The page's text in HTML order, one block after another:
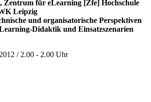
Zentrum für eLearning [Zfe] Hochschule
Leipzig
und organisatorische Perspektiven
Didaktik und Einsatzszenarien
/ 2.00 - 2.00 Uhr